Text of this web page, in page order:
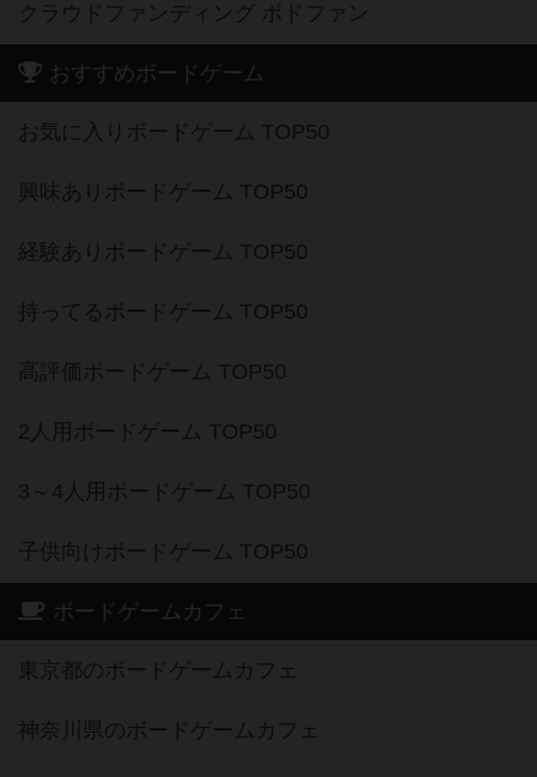
クラウドファンディング ボドファン
おすすめボードゲーム
お気に入りボードゲーム TOP50
興味ありボードゲーム TOP50
経験ありボードゲーム TOP50
持ってるボードゲーム TOP50
高評価ボードゲーム TOP50
2人用ボードゲーム TOP50
3～4人用ボードゲーム TOP50
子供向けボードゲーム TOP50
ボードゲームカフェ
東京都のボードゲームカフェ
神奈川県のボードゲームカフェ